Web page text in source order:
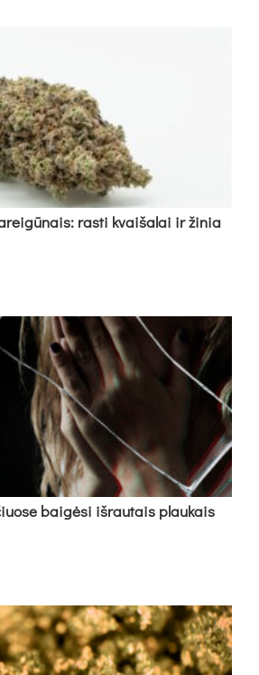
ras­ti kvai­ša­lai ir ži­nia
bai­gė­si iš­rau­tais plau­kais